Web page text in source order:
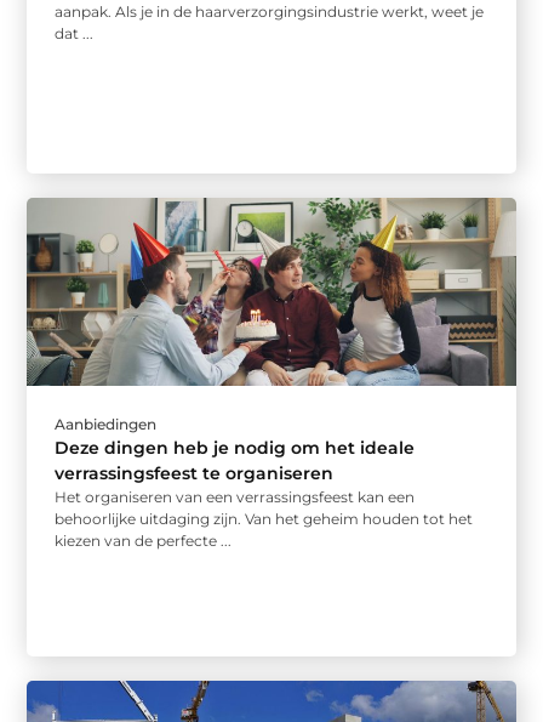
aanpak. Als je in de haarverzorgingsindustrie werkt, weet je
dat ...
Aanbiedingen
Deze dingen heb je nodig om het ideale
verrassingsfeest te organiseren
Het organiseren van een verrassingsfeest kan een
behoorlijke uitdaging zijn. Van het geheim houden tot het
kiezen van de perfecte ...